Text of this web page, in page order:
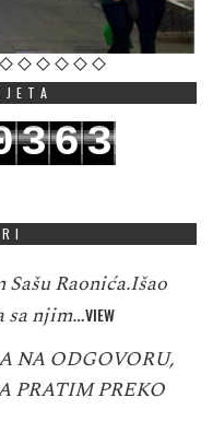
363
Sašu Raonića.Išao
sa njim…VIEW
NA ODGOVORU,
PRATIM PREKO